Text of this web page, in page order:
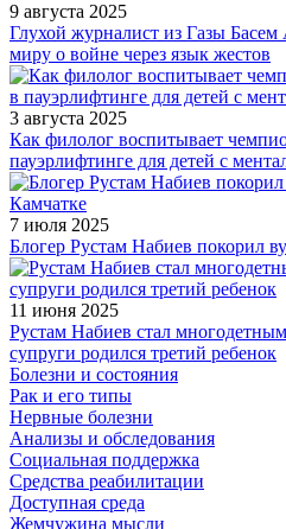
9 августа 2025
Глухой журналист из Газы Басем
миру о войне через язык жестов
3 августа 2025
Как филолог воспитывает
пауэрлифтинге для детей с
7 июля 2025
Блогер Рустам Набиев покорил
11 июня 2025
Рустам Набиев стал
супруги родился третий ребенок
Болезни и состояния
Рак и его типы
Нервные болезни
Анализы и обследования
Социальная поддержка
Средства реабилитации
Доступная среда
Жемчужина мысли